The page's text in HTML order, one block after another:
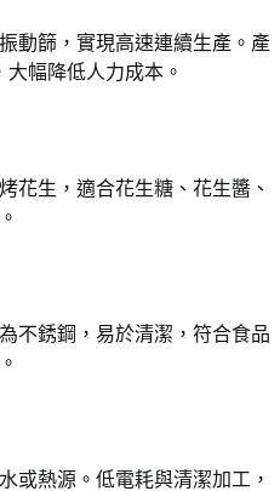
動篩，實現高速連續生產。產
大幅降低人力成本。
花生，適合花生糖、花生醬、
不銹鋼，易於清潔，符合食品
或熱源。低電耗與清潔加工，